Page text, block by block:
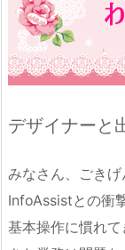
デザイナーと
みなさん、ごきげ
InfoAssistとの衝
基本操作に慣れ